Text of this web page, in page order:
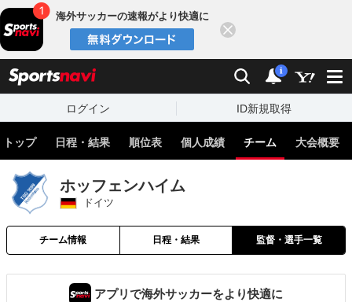
海外サッカーの速報がより快適に
検索 通知
i
ログイン ID新規取得
トップ 日程・結果 順位表 個人成績 チーム 大会概要
ホッフェンハイム
ドイツ
チーム情報 日程・結果 監督・選手一覧
アプリで海外サッカーをより快適に